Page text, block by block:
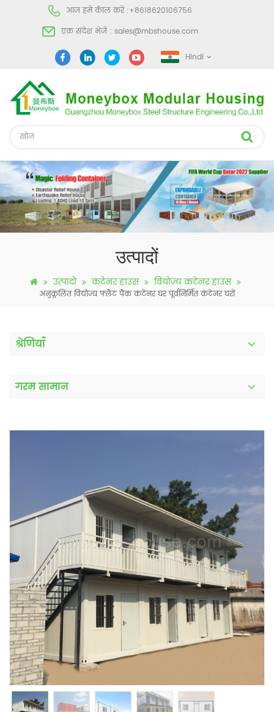
आज हमें कॅाल करें :+8618620106756
एक संदेश भेजें : sales@mbshouse.com
Hindi
उत्पादों
उत्पादों कंटेनर हाउस वियोज्य कंटेनर हाउस
अनुकूलित वियोज्य फ्लैट पैक कंटेनर घर पूर्वनिर्मित कंटेनर घरों
श्रेणियाँ
गरम सामान